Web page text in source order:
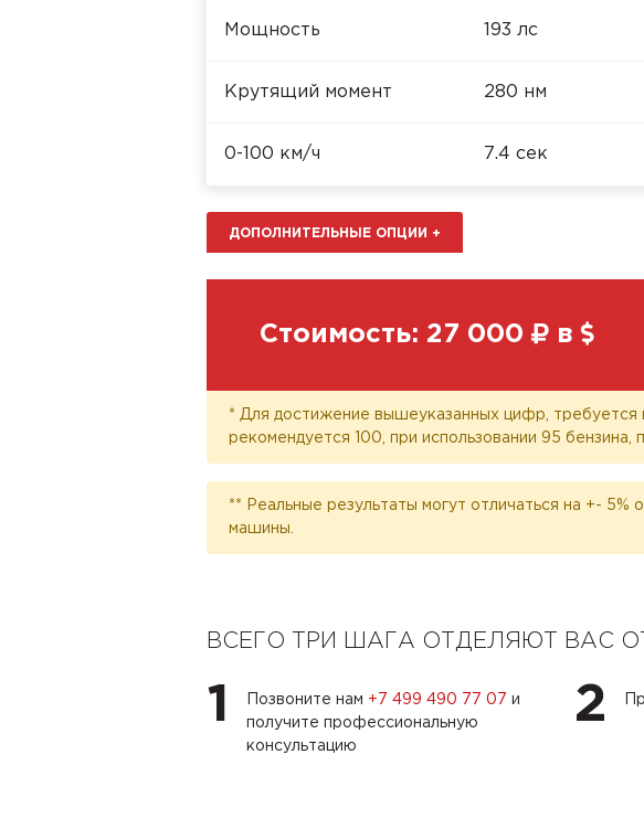
Мощность 193 лс
Крутящий момент 280 нм
0-100 км/ч 7.4 сек
ДОПОЛНИТЕЛЬНЫЕ ОПЦИИ +
Стоимость: 27 000 в
* Для достижение вышеуказанных цифр, требуется
рекомендуется 100, при использовании 95 бензина,
** Реальные результаты могут отличаться на +- 5%
машины.
ВСЕГО ТРИ ШАГА ОТДЕЛЯЮТ ВАС
1 Позвоните нам +7 499 490 77 07
и
получите профессиональную
консультацию
2